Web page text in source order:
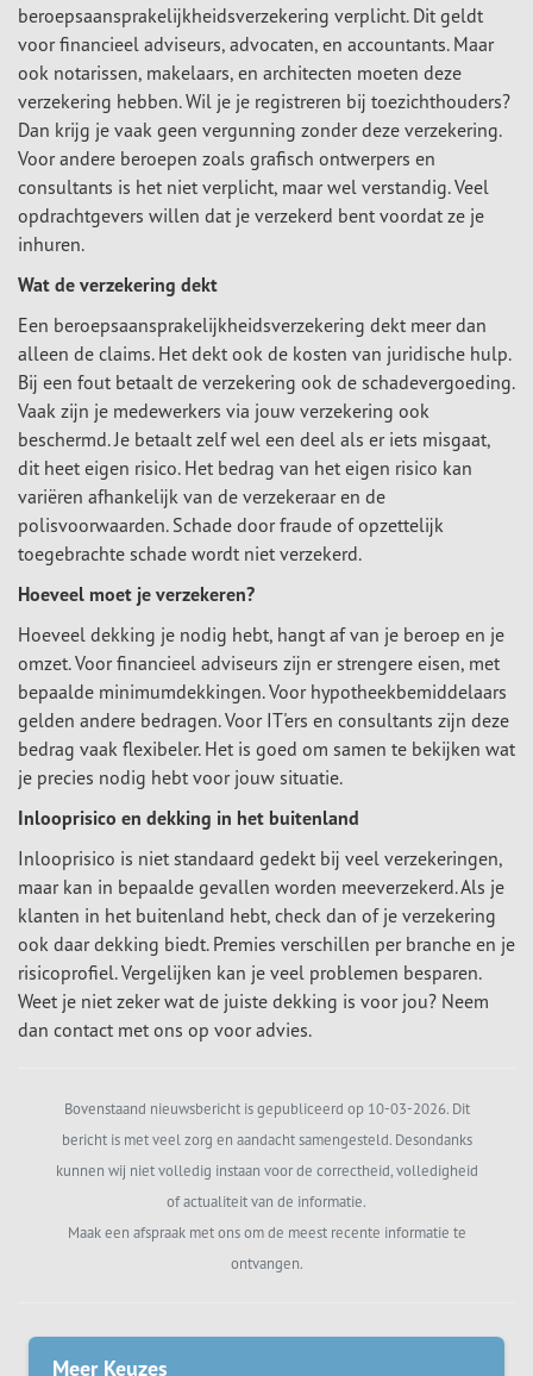
beroepsaansprakelijkheidsverzekering verplicht. Dit geldt
voor financieel adviseurs, advocaten, en accountants. Maar
ook notarissen, makelaars, en architecten moeten deze
verzekering hebben. Wil je je registreren bij toezichthouders?
Dan krijg je vaak geen vergunning zonder deze verzekering.
Voor andere beroepen zoals grafisch ontwerpers en
consultants is het niet verplicht, maar wel verstandig. Veel
opdrachtgevers willen dat je verzekerd bent voordat ze je
inhuren.
Wat de verzekering dekt
Een beroepsaansprakelijkheidsverzekering dekt meer dan
alleen de claims. Het dekt ook de kosten van juridische hulp.
Bij een fout betaalt de verzekering ook de schadevergoeding.
Vaak zijn je medewerkers via jouw verzekering ook
beschermd. Je betaalt zelf wel een deel als er iets misgaat,
dit heet eigen risico. Het bedrag van het eigen risico kan
variëren afhankelijk van de verzekeraar en de
polisvoorwaarden. Schade door fraude of opzettelijk
toegebrachte schade wordt niet verzekerd.
Hoeveel moet je verzekeren?
Hoeveel dekking je nodig hebt, hangt af van je beroep en je
omzet. Voor financieel adviseurs zijn er strengere eisen, met
bepaalde minimumdekkingen. Voor hypotheekbemiddelaars
gelden andere bedragen. Voor IT'ers en consultants zijn deze
bedrag vaak flexibeler. Het is goed om samen te bekijken wat
je precies nodig hebt voor jouw situatie.
Inlooprisico en dekking in het buitenland
Inlooprisico is niet standaard gedekt bij veel verzekeringen,
maar kan in bepaalde gevallen worden meeverzekerd. Als je
klanten in het buitenland hebt, check dan of je verzekering
ook daar dekking biedt. Premies verschillen per branche en je
risicoprofiel. Vergelijken kan je veel problemen besparen.
Weet je niet zeker wat de juiste dekking is voor jou? Neem
dan contact met ons op voor advies.
Bovenstaand nieuwsbericht is gepubliceerd op 10-03-2026. Dit
bericht is met veel zorg en aandacht samengesteld. Desondanks
kunnen wij niet volledig instaan voor de correctheid, volledigheid
of actualiteit van de informatie.
Maak een afspraak met ons om de meest recente informatie te
ontvangen.
Meer Keuzes